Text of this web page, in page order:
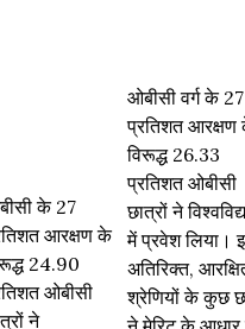
के 27
आरक्षण के
24.90
ओबीसी
ने
ओबीसी वर्ग के 27
प्रतिशत आरक्षण
विरूद्ध 26.33
प्रतिशत ओबीसी
छात्रों ने
में प्रवेश लिया।
अतिरिक्त,
श्रेणियों के कुछ